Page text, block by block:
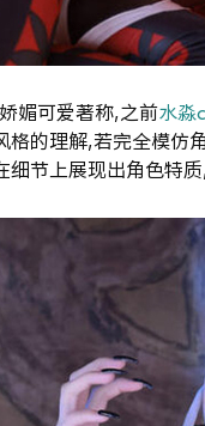
媚可爱著称,之前水淼
格的理解,若完全模仿
细节上展现出角色特